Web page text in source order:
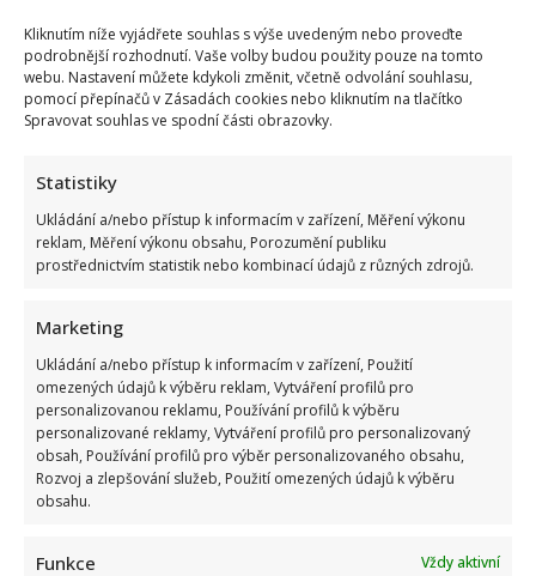
Kliknutím níže vyjádřete souhlas s výše uvedeným nebo proveďte
podrobnější rozhodnutí. Vaše volby budou použity pouze na tomto
webu. Nastavení můžete kdykoli změnit, včetně odvolání souhlasu,
pomocí přepínačů v Zásadách cookies nebo kliknutím na tlačítko
Spravovat souhlas ve spodní části obrazovky.
Statistiky
Ukládání a/nebo přístup k informacím v zařízení, Měření výkonu
reklam, Měření výkonu obsahu, Porozumění publiku
prostřednictvím statistik nebo kombinací údajů z různých zdrojů.
Marketing
Ukládání a/nebo přístup k informacím v zařízení, Použití
omezených údajů k výběru reklam, Vytváření profilů pro
personalizovanou reklamu, Používání profilů k výběru
personalizované reklamy, Vytváření profilů pro personalizovaný
obsah, Používání profilů pro výběr personalizovaného obsahu,
Rozvoj a zlepšování služeb, Použití omezených údajů k výběru
obsahu.
Funkce
Vždy aktivní
Celebrity
Markéta Děrgelová o rozchodu s Vojtou Dykem mluví
nerada: Po bolestivém konci však také našla lásku
Celebrity
Nejhezčí česká herečka roku 2026: Do úzkého výběru
jistotu